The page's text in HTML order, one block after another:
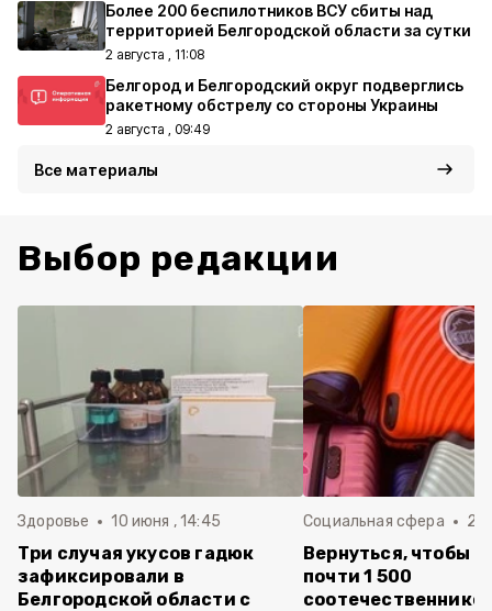
Более 200 беспилотников ВСУ сбиты над
территорией Белгородской области за сутки
2 августа , 11:08
Белгород и Белгородский округ подверглись
ракетному обстрелу со стороны Украины
2 августа , 09:49
Все материалы
Выбор редакции
Здоровье 10 июня , 14:45
Три случая укусов гадюк
зафиксировали в
Белгородской области с
Социальная сфера 20
Вернуться, чтобы
почти 1 500